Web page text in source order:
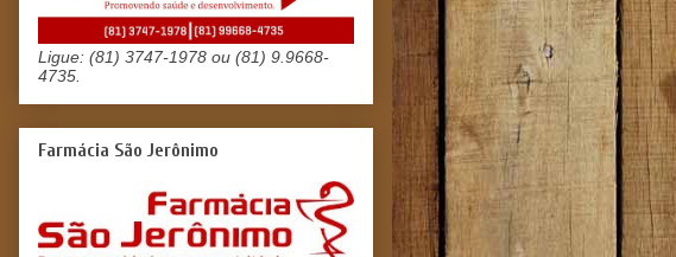
Ligue: (81) 3747-1978 ou (81) 9.9668-
4735.
Farmácia São Jerônimo